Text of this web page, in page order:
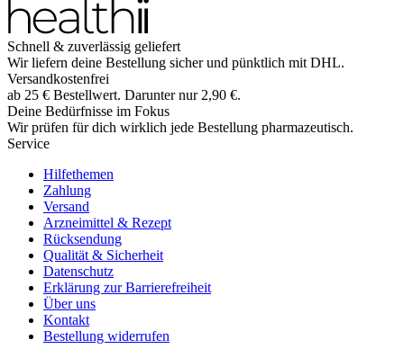
Schnell & zuverlässig geliefert
Wir liefern deine Bestellung sicher und pünktlich mit DHL.
Versandkostenfrei
ab 25 € Bestellwert. Darunter nur 2,90 €.
Deine Bedürfnisse im Fokus
Wir prüfen für dich wirklich jede Bestellung pharmazeutisch.
Service
Hilfethemen
Zahlung
Versand
Arzneimittel & Rezept
Rücksendung
Qualität & Sicherheit
Datenschutz
Erklärung zur Barrierefreiheit
Über uns
Kontakt
Bestellung widerrufen